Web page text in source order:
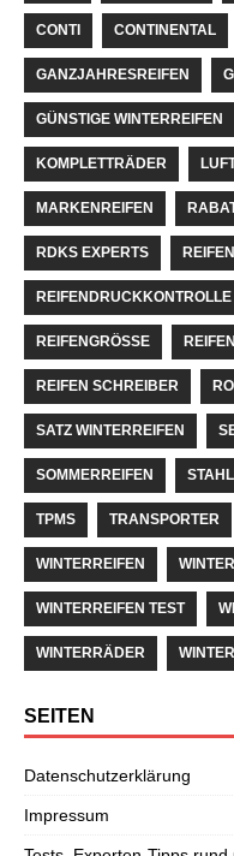
CONTI CONTINENTAL
GANZJAHRESREIFEN
GÜNSTIGE WINTERREIFEN
KOMPLETTRÄDER
MARKENREIFEN
RDKS EXPERTS REIFEN
REIFENDRUCKKONTROLLE
REIFENGRÖSSE
REIFEN SCHREIBER
SATZ WINTERREIFEN
SOMMERREIFEN
TPMS TRANSPORTER
WINTERREIFEN
WINTERREIFEN TEST
WINTERRÄDER
SEITEN
Datenschutzerklärung
Impressum